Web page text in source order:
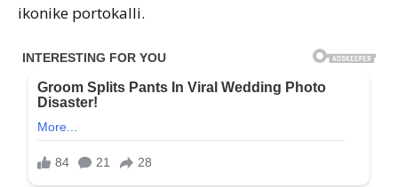
ikonike portokalli.